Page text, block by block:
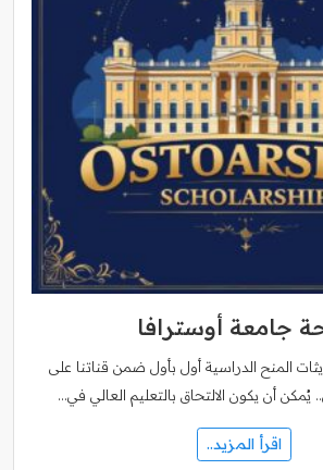
جامعة أوسترافا
المنح الدراسية أول بأول ضمن قناتنا على
يُمكن أن يكون الالتحاق بالتعليم العالي في…
اقرأ المزيد..